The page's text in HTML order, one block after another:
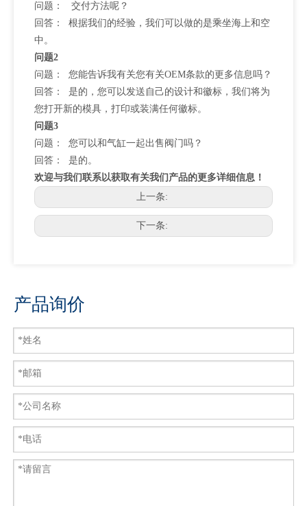
问题： 交付方法呢？
回答： 根据我们的经验，我们可以做的是乘坐海上和空
中。
问题2
问题： 您能告诉我有关您有关OEM条款的更多信息吗？
回答： 是的，您可以发送自己的设计和徽标，我们将为
您打开新的模具，打印或装满任何徽标。
问题3
问题： 您可以和气缸一起出售阀门吗？
回答： 是的。
欢迎与我们联系以获取有关我们产品的更多详细信息！
上一条:
下一条:
产品询价